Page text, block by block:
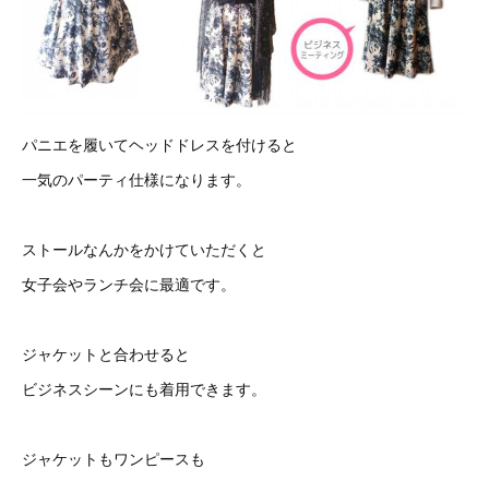
パニエを履いてヘッドドレスを付けると
一気のパーティ仕様になります。
ストールなんかをかけていただくと
女子会やランチ会に最適です。
ジャケットと合わせると
ビジネスシーンにも着用できます。
ジャケットもワンピースも